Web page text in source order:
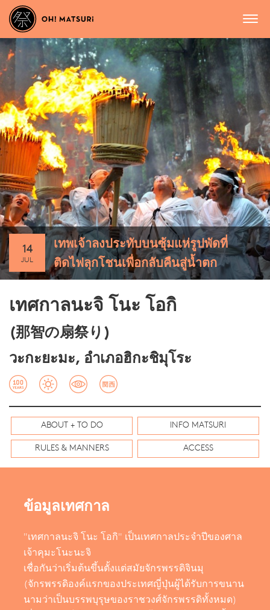
14
JUL
เทพเจ้าลงประทับบนซุ้มแห่รูปพัดที่
ติดไฟลุกโชนเพื่อกลับคืนสู่น้ำตก
เทศกาลนะจิ โนะ โอกิ
(那智の扇祭り)
วะกะยะมะ, อำเภอฮิกะชิมุโระ
ABOUT + TO DO INFO MATSURI
RULES & MANNERS ACCESS
ข้อมูลเทศกาล
"เทศกาลนะจิ โนะ โอกิ" เป็นเทศกาลประจำปีของศาล
เจ้าคุมะโนะนะจิ
เชื่อกันว่าเริ่มต้นขึ้นตั้งแต่สมัยจักรพรรดิจินมุ
(จักรพรรดิองค์แรกของประเทศญี่ปุ่นผู้ได้รับการขนาน
นามว่าเป็นบรรพบุรุษของราชวงศ์จักรพรรดิทั้งหมด)